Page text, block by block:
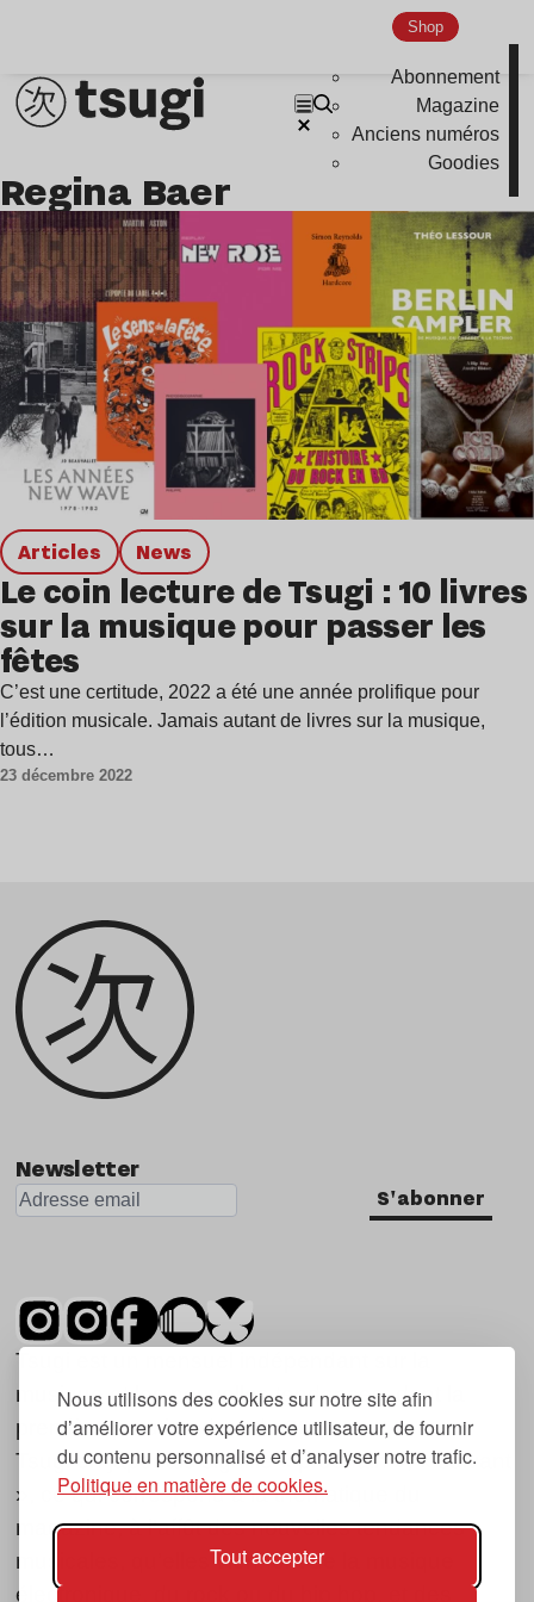
Nous utilisons des cookies sur notre site afin
d’améliorer votre expérience utilisateur, de fournir
du contenu personnalisé et d’analyser notre trafic.
Politique en matière de cookies.
Tout accepter
Shop
Abonnement
Magazine
Anciens numéros
Goodies
Regina Baer
Articles news
Le coin lecture de Tsugi : 10 livres
sur la musique pour passer les
fêtes
C’est une certitude, 2022 a été une année prolifique pour
l’édition musicale. Jamais autant de livres sur la musique,
tous…
23 décembre 2022
Newsletter
S'abonner
Tsugi est un mensuel indépendant sur la
musique et les nouvelles tendances, dont la
première parution date de 2007.
Tsugi en japonais signifie « prochain », « suivant
», ce qui correspond à la thématique du
magazine, à l’affût des nouvelles tendances
musicales, qu’elles viennent de la musique
électronique, du rock ou du hip hop, et des